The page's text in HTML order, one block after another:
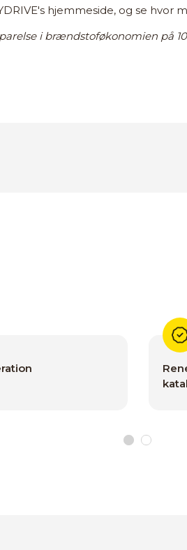
hjemmeside, og se hvor
i brændstoføkonomien på